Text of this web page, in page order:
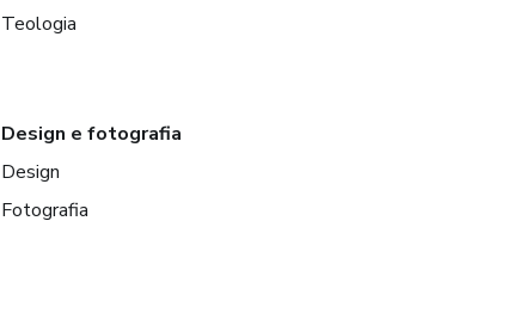
Teologia
Design e fotografia
Design
Fotografia